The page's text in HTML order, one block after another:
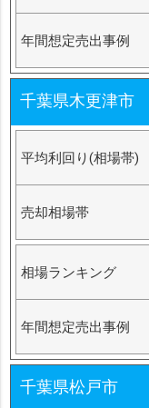
年間想定売出事例
千葉県木更津市
平均利回り(相場帯)
売却相場帯
相場ランキング
年間想定売出事例
千葉県松戸市